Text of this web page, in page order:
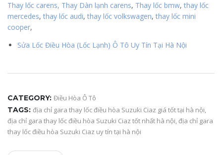
Thay lốc carens, Thay Dàn lạnh carens, Thay lốc bmw, thay lốc
mercedes, thay lốc audi, thay lốc volkswagen, thay lốc mini
cooper,
Sửa Lốc Điều Hòa (Lốc Lạnh) Ô Tô Uy Tín Tại Hà Nội
CATEGORY: Điều Hòa Ô Tô
TAGS: địa chỉ gara thay lốc điều hòa Suzuki Ciaz giá tốt tại hà nội,
địa chỉ gara thay lốc điều hòa Suzuki Ciaz tốt nhất hà nội,địa chỉ gara
thay lốc điều hòa Suzuki Ciaz uy tín tại hà nội